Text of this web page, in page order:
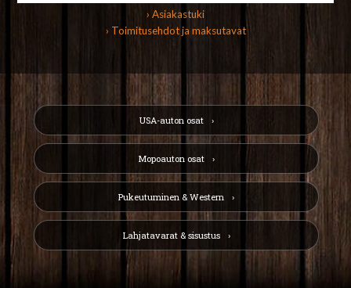
› Asiakastuki
› Toimitusehdot ja maksutavat
USA-auton osat
Mopoauton osat
Pukeutuminen & Western
Lahjatavarat & sisustus